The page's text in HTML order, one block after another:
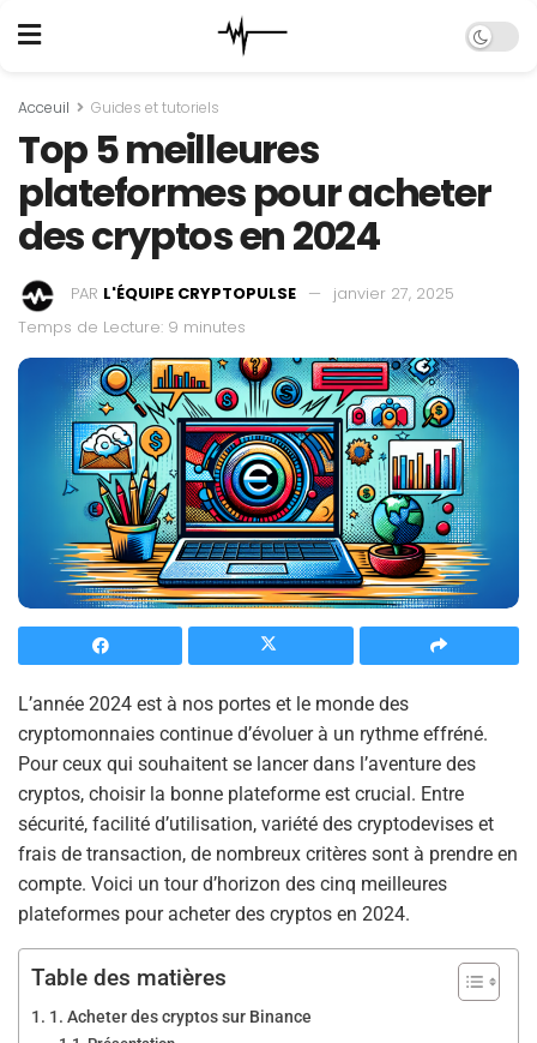
Acceuil Guides et tutoriels
Top 5 meilleures
plateformes pour acheter
des cryptos en 2024
PAR L'ÉQUIPE CRYPTOPULSE
janvier 27, 2025
Temps de Lecture: 9 minutes
L’année 2024 est à nos portes et le monde des
cryptomonnaies continue d’évoluer à un rythme effréné.
Pour ceux qui souhaitent se lancer dans l’aventure des
cryptos, choisir la bonne plateforme est crucial. Entre
sécurité, facilité d’utilisation, variété des cryptodevises et
frais de transaction, de nombreux critères sont à prendre en
compte. Voici un tour d’horizon des cinq meilleures
plateformes pour acheter des cryptos en 2024.
Table des matières
1. Acheter des cryptos sur Binance